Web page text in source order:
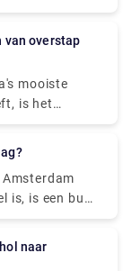
kost
mooiste
is het
metro's en
zich te
uit de
van
is, is een bus
lengte van
vanaf $